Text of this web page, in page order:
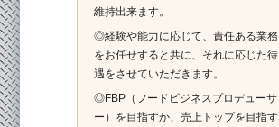
維持出来ます。
◎経験や能力に応じて、責任ある業務
をお任せすると共に、それに応じた待
遇をさせていただきます。
◎FBP（フードビジネスプロデューサ
ー）を目指すか、売上トップを目指す